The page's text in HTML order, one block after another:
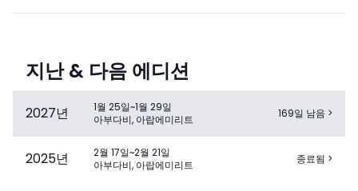
지난 & 다음 에디션
2027년
1월 25일~1월 29일
아부다비, 아랍에미리트
169일 남음 >
2025년
2월 17일~2월 21일
아부다비, 아랍에미리트
종료됨 >